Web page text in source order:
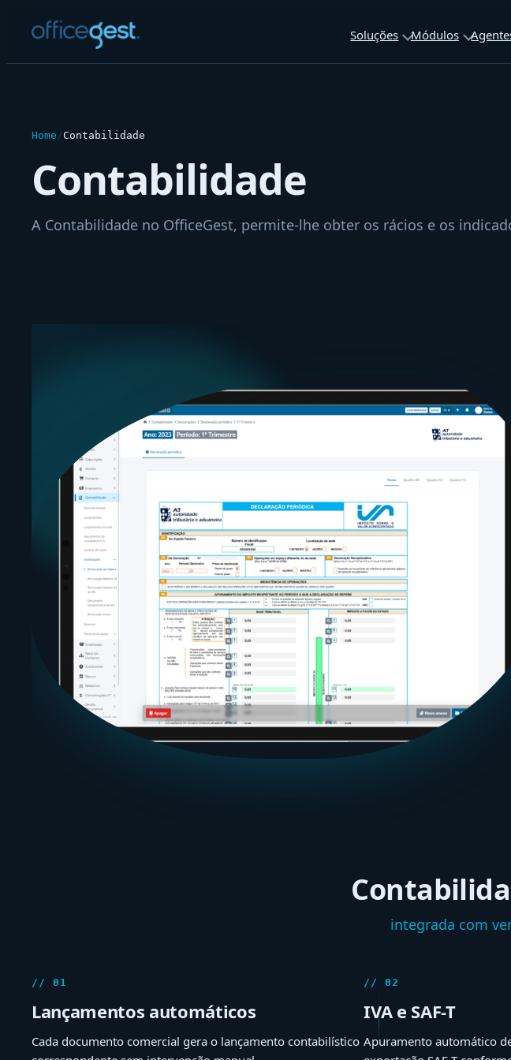
para
Soluções Módulos
Home / Contabilidade
Contabilidade
A Contabilidade no OfficeGest, permite-lhe obter os rácios e os
integrada com
// 01
Lançamentos automáticos
Cada documento comercial gera o lançamento contabilístico
// 02
IVA e SAF-T
Apuramento automático